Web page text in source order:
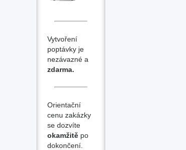
Vytvoření
poptávky je
nezávazné a
zdarma.
Orientační
cenu zakázky
se dozvíte
okamžitěpo
dokončení.